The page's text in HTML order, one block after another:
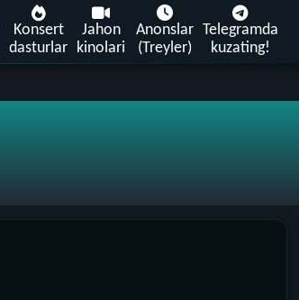
Konsert
dasturlar
Jahon
kinolari
Anonslar
(Treyler)
Telegramda
kuzating!